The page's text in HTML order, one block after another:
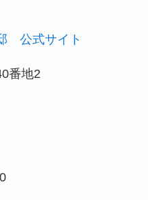
公式サイト
番地2